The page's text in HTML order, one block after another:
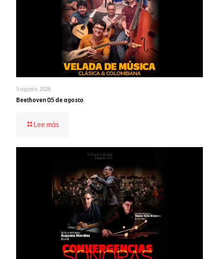
5 agosto, 2026
Beethoven 05 de agosto
Lee más